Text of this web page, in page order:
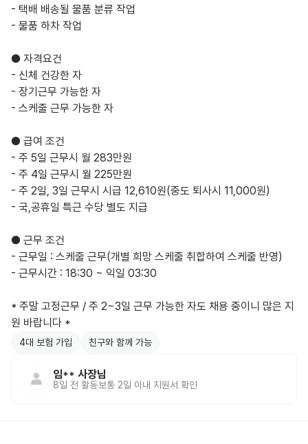
- 택배 배송될 물품 분류 작업
- 물품 하차 작업
● 자격요건
- 신체 건강한 자
- 장기근무 가능한 자
- 스케줄 근무 가능한 자
● 급여 조건
- 주 5일 근무시 월 283만원
- 주 4일 근무시 월 225만원
- 주 2일, 3일 근무시 시급 12,610원(중도 퇴사시 11,000원)
- 국,공휴일 특근 수당 별도 지급
● 근무 조건
- 근무일 : 스케줄 근무(개별 희망 스케줄 취합하여 스케줄 반영)
- 근무시간 : 18:30 ~ 익일 03:30
* 주말 고정근무 / 주 2~3일 근무 가능한 자도 채용 중이니 많은 지
원 바랍니다 *
4대 보험 가입 친구와 함께 가능
임** 사장님
8일 전 활동보통 2일 이내 지원서 확인